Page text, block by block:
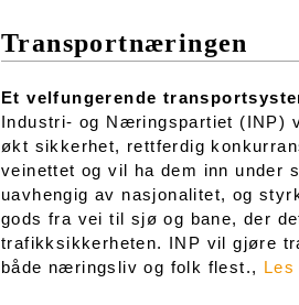
Transportnæringen
Et velfungerende
Industri- og Næringspartiet (INP)
økt sikkerhet, rettferdig
veinettet og vil ha dem inn under
uavhengig av nasjonalitet, og
gods fra vei til sjø og bane, der
trafikksikkerheten. INP vil gjøre
både næringsliv og folk flest., Les